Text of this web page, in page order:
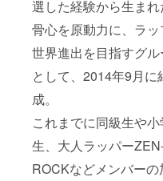
選した経験から生まれ
骨心を原動力に、ラ
世界進出を目指すグ
として、2014年9月に
成。
これまでに同級生や小
生、大人ラッパー
ROCKなどメンバーの